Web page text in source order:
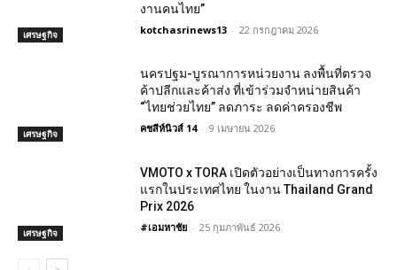
เศรษฐกิจ
งานคนไทย”
kotchasrinews13 - 22 กรกฎาคม 2026
เศรษฐกิจ
นครปฐม-บูรณาการหน่วยงาน ลงพื้นที่ตรวจ
ค้าปลีกและค้าส่ง ที่เข้าร่วมจำหน่ายสินค้า
“ไทยช่วยไทย” ลดภาระ ลดค่าครองชีพ
คชสีห์นิวส์ 14 - 9 เมษายน 2026
เศรษฐกิจ
VMOTO x TORA เปิดตัวอย่างเป็นทางการครั้ง
แรกในประเทศไทย ในงาน Thailand Grand
Prix 2026
#เอมหาชัย - 25 กุมภาพันธ์ 2026